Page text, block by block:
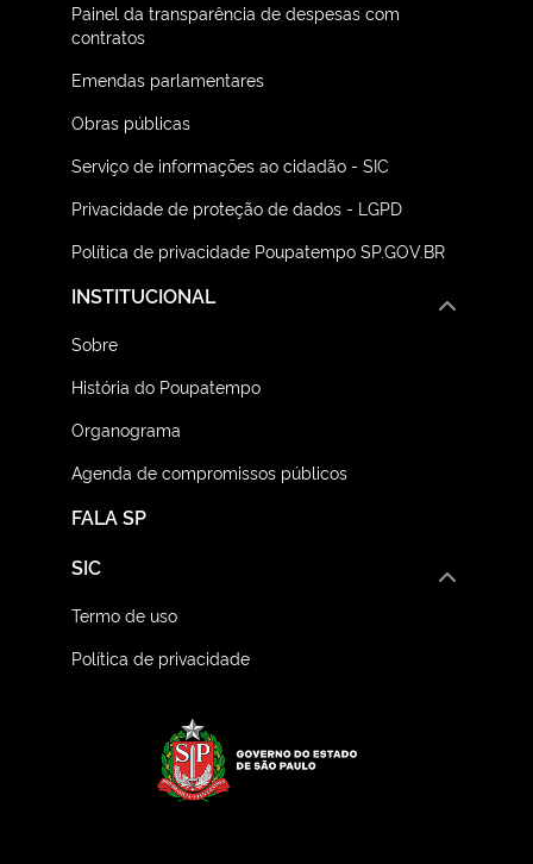
Painel da transparência de despesas com
contratos
Emendas parlamentares
Obras públicas
Serviço de informações ao cidadão - SIC
Privacidade de proteção de dados - LGPD
Política de privacidade Poupatempo SP.GOV.BR
FALA SP
INSTITUCIONAL
Sobre
História do Poupatempo
Organograma
Agenda de compromissos públicos
SIC
Termo de uso
Política de privacidade